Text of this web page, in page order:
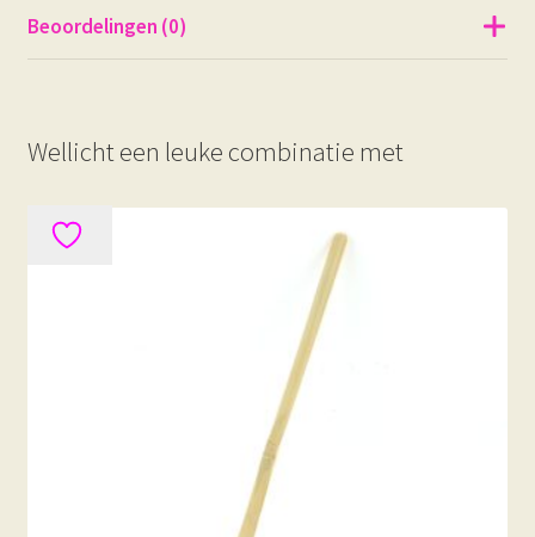
Beoordelingen (0)
Wellicht een leuke combinatie met